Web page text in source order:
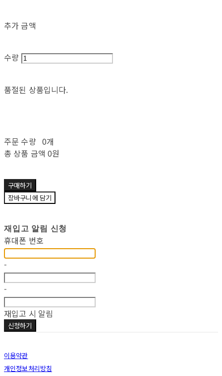
추가 금액
수량
품절된 상품입니다.
주문 수량 0개
총 상품 금액 0원
구매하기
장바구니에 담기
재입고 알림 신청
휴대폰 번호
-
-
재입고 시 알림
신청하기
이용약관
개인정보처리방침